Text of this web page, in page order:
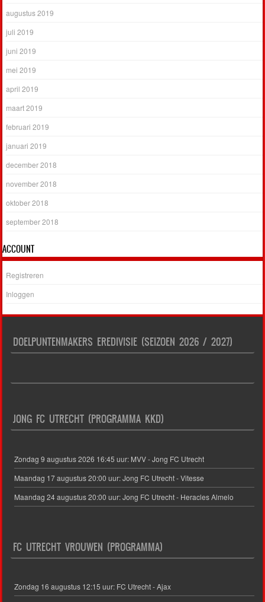
augustus 2019
juli 2019
juni 2019
mei 2019
april 2019
maart 2019
februari 2019
januari 2019
december 2018
november 2018
oktober 2018
september 2018
ACCOUNT
Registreren
Inloggen
DOELPUNTENMAKERS EREDIVISIE (SEIZOEN 2026 / 2027)
JONG FC UTRECHT (PROGRAMMA KKD)
Zondag 9 augustus 2026 16:45 uur: MVV - Jong FC Utrecht
Maandag 17 augustus 20:00 uur: Jong FC Utrecht - Vitesse
Maandag 24 augustus 20:00 uur: Jong FC Utrecht - Heracles Almelo
FC UTRECHT VROUWEN (PROGRAMMA)
Zondag 16 augustus 12:15 uur: FC Utrecht - Ajax